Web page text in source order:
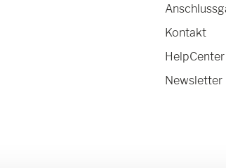
Kontakt
HelpCenter
Newsletter